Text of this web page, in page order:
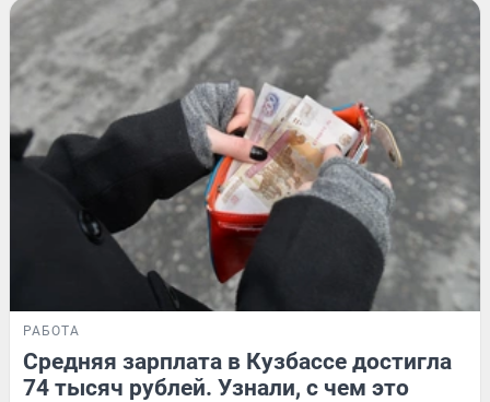
РАБОТА
Средняя зарплата в Кузбассе достигла
74 тысяч рублей. Узнали, с чем это